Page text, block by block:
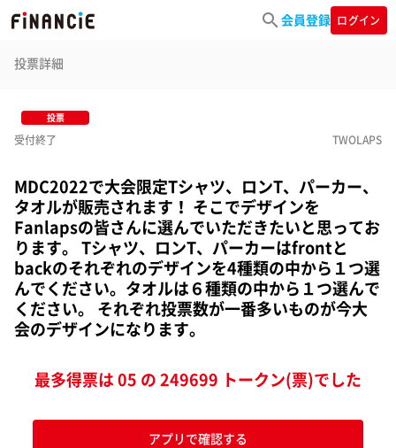
会員登録 ログイン
投票詳細
投票
受付終了 TWOLAPS
MDC2022で大会限定Tシャツ、ロンT、パーカー、
タオルが販売されます！ そこでデザインを
Fanlapsの皆さんに選んでいただきたいと思ってお
ります。 Tシャツ、ロンT、パーカーはfrontと
backのそれぞれのデザインを4種類の中から１つ選
んでください。タオルは６種類の中から１つ選んで
ください。 それぞれ投票数が一番多いものが今大
会のデザインになります。
最多得票は 05 の 249699 トークン(票)でした
アプリで確認する